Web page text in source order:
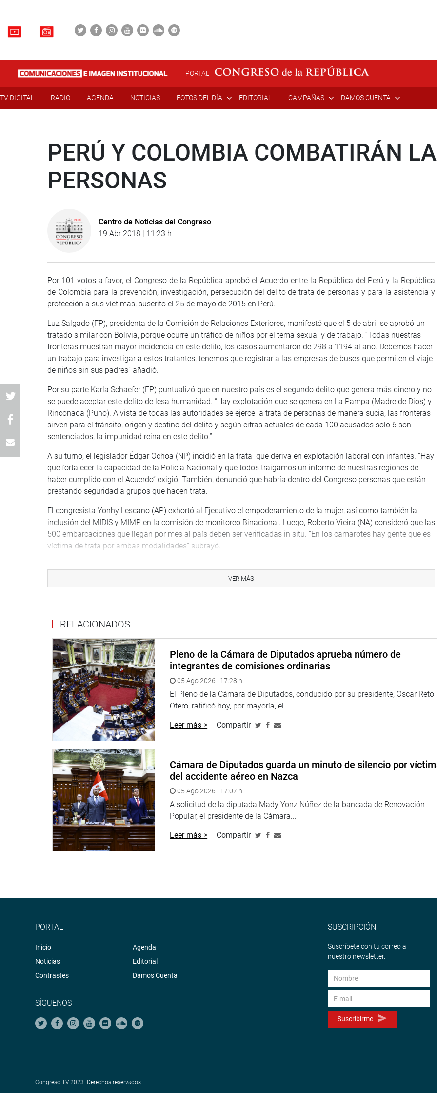
PORTAL
TV DIGITAL RADIO AGENDA NOTICIAS FOTOS DEL DÍA EDITORIAL CAMPAÑAS DAMOS CUENTA
PERÚ Y COLOMBIA COMBATIRÁN
PERSONAS
Centro de Noticias del Congreso
19 Abr 2018 | 11:23 h
Por 101 votos a favor, el Congreso de la República aprobó el Acuerdo entre la República del Perú y la República
de Colombia para la prevención, investigación, persecución del delito de trata de personas y para la asistencia y
protección a sus víctimas, suscrito el 25 de mayo de 2015 en Perú.
Luz Salgado (FP), presidenta de la Comisión de Relaciones Exteriores, manifestó que el 5 de abril se aprobó un
tratado similar con Bolivia, porque ocurre un tráfico de niños por el tema sexual y de trabajo. “Todas nuestras
fronteras muestran mayor incidencia en este delito, los casos aumentaron de 298 a 1194 al año. Debemos hacer
un trabajo para investigar a estos tratantes, tenemos que registrar a las empresas de buses que permiten el viaje
de niños sin sus padres” añadió.
Por su parte Karla Schaefer (FP) puntualizó que en nuestro país es el segundo delito que genera más dinero y no
se puede aceptar este delito de lesa humanidad. “Hay explotación que se genera en La Pampa (Madre de Dios) y
Rinconada (Puno). A vista de todas las autoridades se ejerce la trata de personas de manera sucia, las fronteras
sirven para el tránsito, origen y destino del delito y según cifras actuales de cada 100 acusados solo 6 son
sentenciados, la impunidad reina en este delito.”
A su turno, el legislador Édgar Ochoa (NP) incidió en la trata que deriva en explotación laboral con infantes. “Hay
que fortalecer la capacidad de la Policía Nacional y que todos traigamos un informe de nuestras regiones de
haber cumplido con el Acuerdo” exigió. También, denunció que habría dentro del Congreso personas que están
prestando seguridad a grupos que hacen trata.
El congresista Yonhy Lescano (AP) exhortó al Ejecutivo el empoderamiento de la mujer, así como también la
inclusión del MIDIS y MIMP en la comisión de monitoreo Binacional. Luego, Roberto Vieira (NA) consideró que las
500 embarcaciones que llegan por mes al país deben ser verificadas in situ. “En los camarotes hay gente que es
víctima de trata por ambas modalidades” subrayó.
efectivos policiales y está a la expectativa de aprobar acuerdos con Ecuador y Chile sobre el mismo tema.
(MCGH)
CENTRO DE NOTICIAS
PRENSA-CONGRESO 19-4-18
Puede encontrar más información en nuestra página web y redes sociales.
Heraldo:http://www.goo.gl/Ty5Tto
Portal: http://www.congreso.gob.pe/
Twitter:https://goo.gl/iMywRR
YouTube:https://goo.gl/VBXBNk
Radio:http://www.goo.gl/hMwTg1
fotografia.congreso.gob.pe
VER MÁS
RELACIONADOS
Pleno de la Cámara de Diputados aprueba número de
integrantes de comisiones ordinarias
05 Ago 2026 | 17:28 h
El Pleno de la Cámara de Diputados, conducido por su presidente, Oscar Reto
Otero, ratificó hoy, por mayoría, el...
Leer más > Compartir
Cámara de Diputados guarda un minuto de silencio por
del accidente aéreo en Nazca
05 Ago 2026 | 17:07 h
A solicitud de la diputada Mady Yonz Núñez de la bancada de Renovación
Popular, el presidente de la Cámara...
Leer más > Compartir
PORTAL
Inicio
Noticias
Contrastes
Agenda
Editorial
Damos Cuenta
SÍGUENOS
SUSCRIPCIÓN
Suscríbete con tu correo a
nuestro newsletter.
Suscribirme
Congreso TV 2023. Derechos reservados.